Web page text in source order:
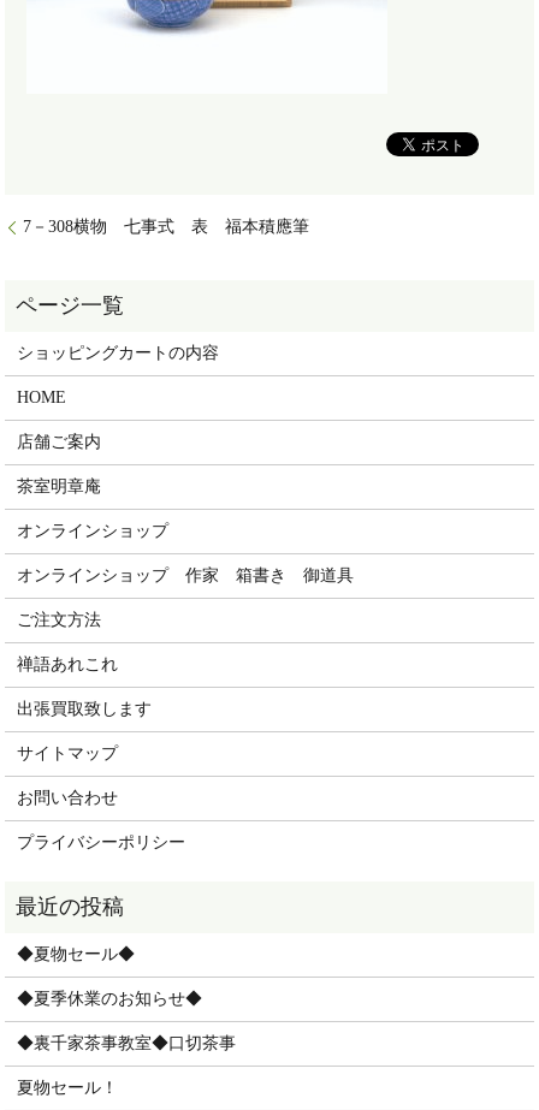
7－308横物 七事式 表 福本積應筆
ショッピングカートの内容
HOME
店舗ご案内
茶室明章庵
オンラインショップ
オンラインショップ 作家 箱書き 御道具
ご注文方法
禅語あれこれ
出張買取致します
サイトマップ
お問い合わせ
プライバシーポリシー
◆夏物セール◆
◆夏季休業のお知らせ◆
◆裏千家茶事教室◆口切茶事
夏物セール！